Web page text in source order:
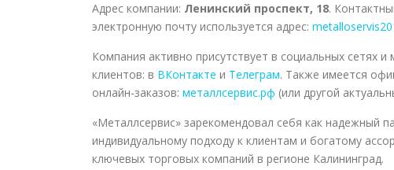
Адрес компании: Ленинский проспект, 18.
электронную почту используется адрес:
Компания активно присутствует в социальных сетях
клиентов: в ВКонтакте и Телеграм. Также имеется
онлайн-заказов: металлсервис.рф (или другой
«Металлсервис» зарекомендовал себя как надежный
индивидуальному подходу к клиентам и богатому
ключевых торговых компаний в регионе Калининград.